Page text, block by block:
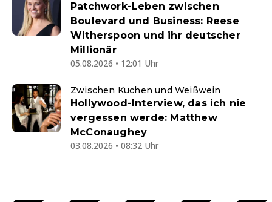
Patchwork-Leben zwischen
Boulevard und Business: Reese
Witherspoon und ihr deutscher
Millionär
05.08.2026 • 12:01 Uhr
Zwischen Kuchen und Weißwein
Hollywood-Interview, das ich nie
vergessen werde: Matthew
McConaughey
03.08.2026 • 08:32 Uhr